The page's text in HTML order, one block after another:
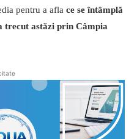
pentru a afla ce se întâmplă
trecut astăzi prin Câmpia